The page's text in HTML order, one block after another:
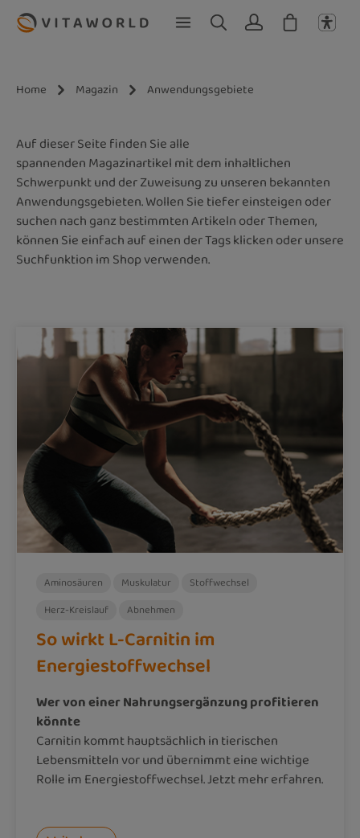
Zum Hauptinhalt springen
Home Magazin Anwendungsgebiete
Auf dieser Seite finden Sie alle
spannenden Magazinartikel mit dem inhaltlichen
Schwerpunkt und der Zuweisung zu unseren bekannten
Anwendungsgebieten. Wollen Sie tiefer einsteigen oder
suchen nach ganz bestimmten Artikeln oder Themen,
können Sie einfach auf einen der Tags klicken oder unsere
Suchfunktion im Shop verwenden.
Aminosäuren Muskulatur
Stoffwechsel
Herz-Kreislauf
Abnehmen
So wirkt L-Carnitin im
Energiestoffwechsel
Wer von einer Nahrungsergänzung profitieren
könnte
Carnitin kommt hauptsächlich in tierischen
Lebensmitteln vor und übernimmt eine wichtige
Rolle im Energiestoffwechsel. Jetzt mehr erfahren.